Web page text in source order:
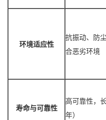
环境适应性
抗振动、防
合恶劣环境
寿命与可靠性
高可靠性，
年）